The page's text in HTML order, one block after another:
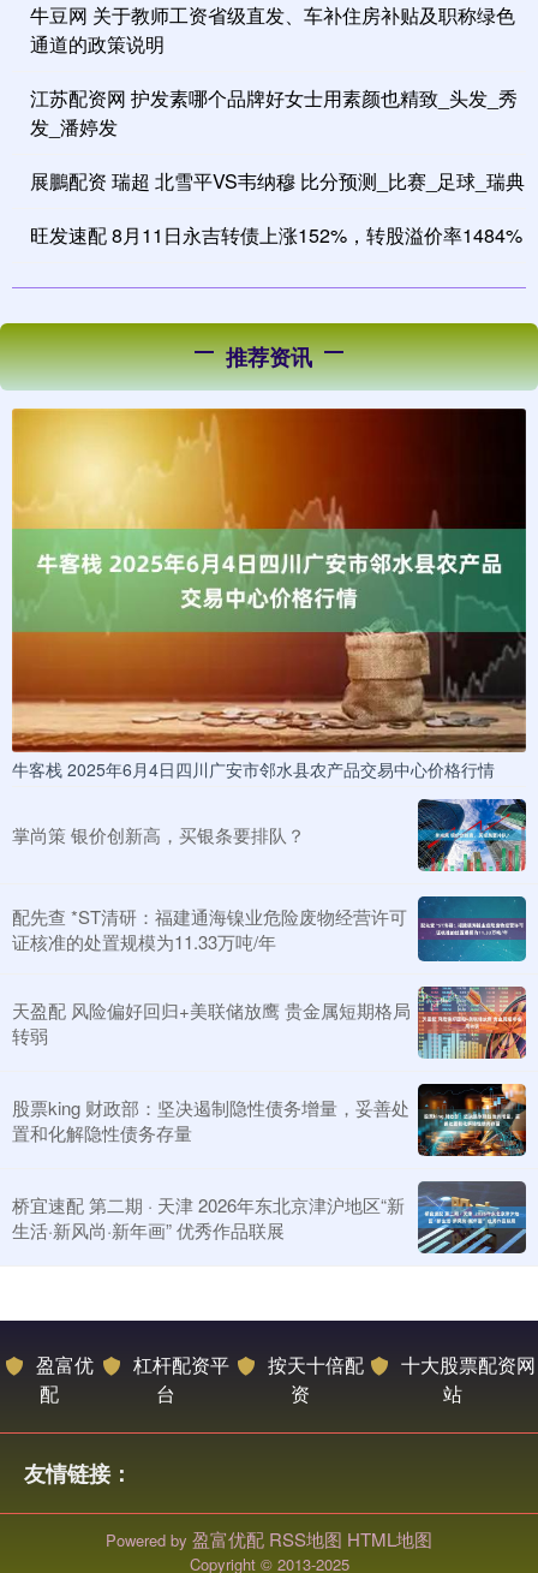
牛豆网 关于教师工资省级直发、车补住房补贴及职称绿色
通道的政策说明
江苏配资网 护发素哪个品牌好女士用素颜也精致_头发_秀
发_潘婷发
展鵬配资 瑞超 北雪平VS韦纳穆 比分预测_比赛_足球_瑞典
旺发速配 8月11日永吉转债上涨152%，转股溢价率1484%
推荐资讯
牛客栈 2025年6月4日四川广安市邻水县农产品交易中心价格行情
掌尚策 银价创新高，买银条要排队？
配先查 *ST清研：福建通海镍业危险废物经营许可
证核准的处置规模为11.33万吨/年
天盈配 风险偏好回归+美联储放鹰 贵金属短期格局
转弱
股票king 财政部：坚决遏制隐性债务增量，妥善处
置和化解隐性债务存量
桥宜速配 第二期 · 天津 2026年东北京津沪地区“新
生活·新风尚·新年画” 优秀作品联展
盈富优
配
杠杆配资平
台
按天十倍配
资
十大股票配资网
站
友情链接：
Powered by 盈富优配 RSS地图 HTML地图
Copyright © 2013-2025